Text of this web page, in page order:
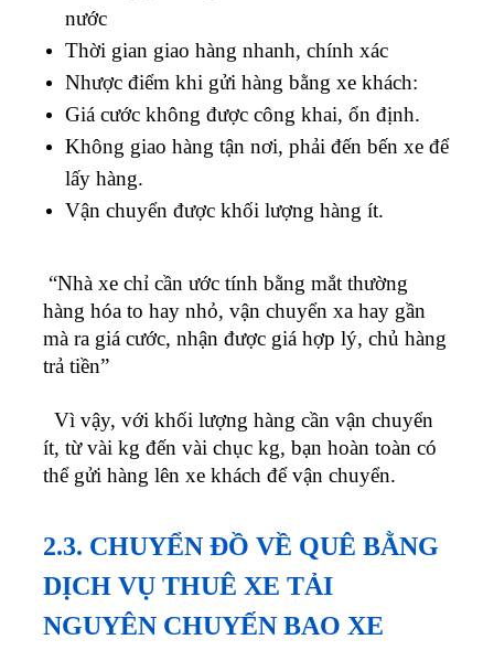
nước
Thời gian giao hàng nhanh, chính xác
Nhược điểm khi gửi hàng bằng xe khách:
Giá cước không được công khai, ổn định.
Không giao hàng tận nơi, phải đến bến xe để
lấy hàng.
Vận chuyển được khối lượng hàng ít.
“Nhà xe chỉ cần ước tính bằng mắt thường
hàng hóa to hay nhỏ, vận chuyển xa hay gần
mà ra giá cước, nhận được giá hợp lý, chủ hàng
trả tiền”
Vì vậy, với khối lượng hàng cần vận chuyển
ít, từ vài kg đến vài chục kg, bạn hoàn toàn có
thể gửi hàng lên xe khách để vận chuyển.
2.3. CHUYỂN ĐỒ VỀ QUÊ BẰNG
DỊCH VỤ THUÊ XE TẢI
NGUYÊN CHUYẾN BAO XE